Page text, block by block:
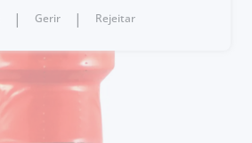
| Gerir | Rejeitar